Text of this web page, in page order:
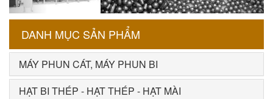
DANH MỤC SẢN PHẨM
MÁY PHUN CÁT, MÁY PHUN BI
HẠT BI THÉP - HẠT THÉP - HẠT MÀI